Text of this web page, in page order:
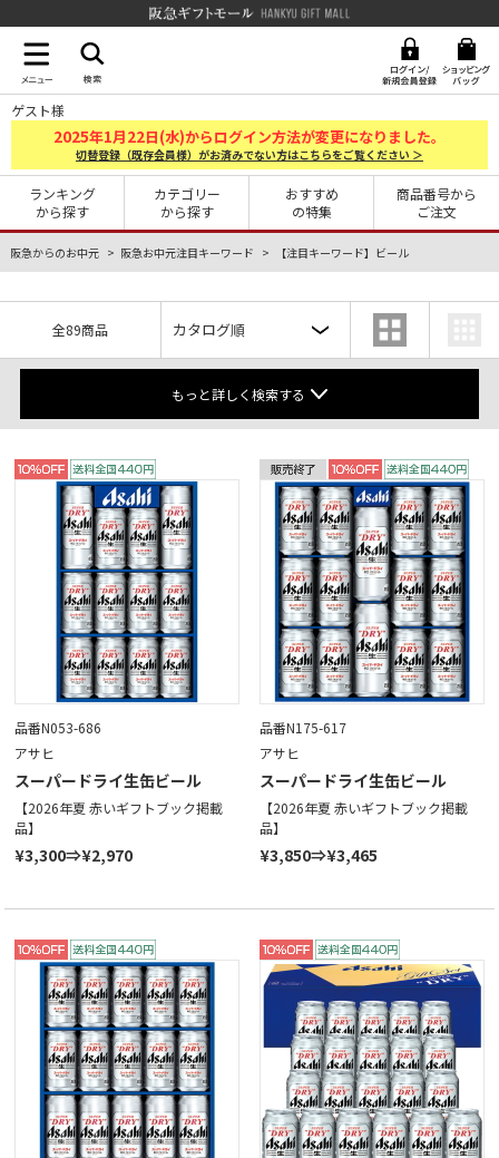
ゲスト様
2025年1月22日(水)からログイン方法が変更になりました。
切替登録（既存会員様）がお済みでない方はこちらをご覧ください ＞
ランキング
から探す
カテゴリー
から探す
おすすめ
の特集
商品番号から
ご注文
阪急からのお中元 阪急お中元注目キーワード 【注目キーワード】ビール
全89商品
もっと詳しく検索する
品番N053-686
アサヒ
スーパードライ生缶ビール
【2026年夏 赤いギフトブック掲載
品】
¥3,300⇒¥2,970
品番N175-617
アサヒ
スーパードライ生缶ビール
【2026年夏 赤いギフトブック掲載
品】
¥3,850⇒¥3,465